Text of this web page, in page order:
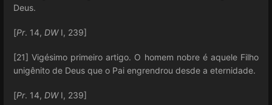
Deus.
[Pr. 14, DWI, 239]
[21] Vigésimo primeiro artigo. O homem nobre é aquele Filho
unigênito de Deus que o Pai engrendrou desde a eternidade.
[Pr. 14, DWI, 239]